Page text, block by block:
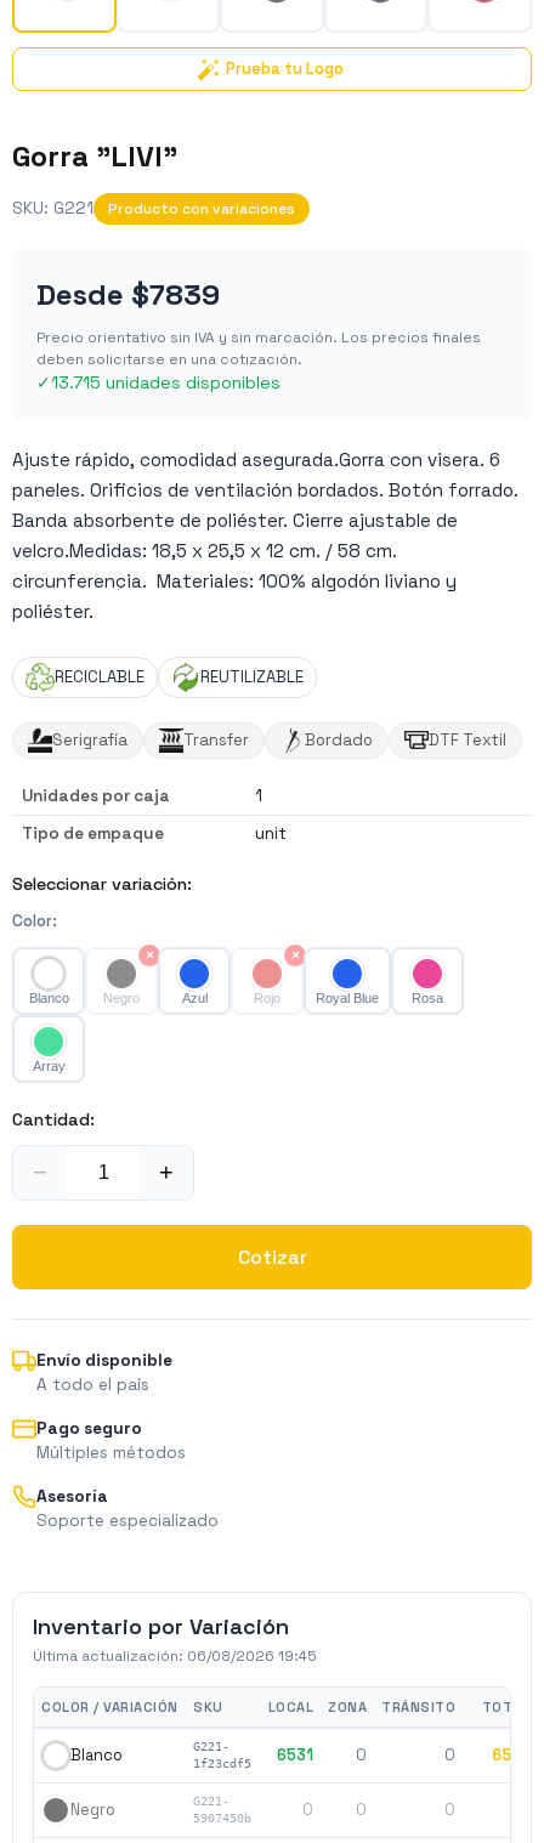
Prueba tu Logo
Gorra "LIVI"
SKU: G221 Producto con variaciones
Desde $7839
Precio orientativo sin IVA y sin marcación. Los precios finales
deben solicitarse en una cotización.
✓13.715 unidades disponibles
Ajuste rápido, comodidad asegurada.Gorra con visera. 6
paneles. Orificios de ventilación bordados. Botón forrado.
Banda absorbente de poliéster. Cierre ajustable de
velcro.Medidas: 18,5 x 25,5 x 12 cm. / 58 cm.
circunferencia. Materiales: 100% algodón liviano y
poliéster.
RECICLABLE REUTILIZABLE
Serigrafía Transfer Bordado DTF Textil
Unidades por caja
1
Tipo de empaque
unit
Seleccionar variación:
Color:
Blanco Negro
×
Azul Rojo
×
Royal Blue Rosa
Array
Cantidad:
− +
Cotizar
Envío disponible
A todo el país
Pago seguro
Múltiples métodos
Asesoría
Soporte especializado
Inventario por Variación
Última actualización: 06/08/2026 19:45
COLOR / VARIACIÓN SKU LOCAL ZONA TRÁNSITO TOTAL
Blanco
G221-
1f23cdf5
6531 0 0 6531
Negro
G221-
5907450b
0 0 0